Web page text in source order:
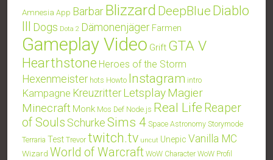
Amnesia App BarbarBlizzard DeepBlue Diablo
III Dogs Dota 2 Dämonenjäger Farmen
Gameplay Video Grift GTA V
Hearthstone Heroes of the Storm
Hexenmeister hots Howto Instagram intro
Kampagne Kreuzritter LetsplayMagier
Minecraft Monk Mos Def Node.js Real Life Reaper
of Souls SchurkeSims 4 Space Astronomy Storymode
Terraria Test Trevor twitch.tv uncut Unepic Vanilla MC
Wizard World of Warcraft WoW Character WoW Profil